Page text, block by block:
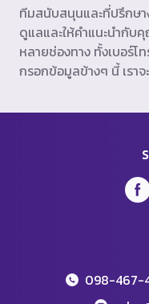
ทีมสนับสนุนและที่ปรึกษา
ดูแลและให้คำแนะนำกั
หลายช่องทาง ทั้งเบอร์โ
กรอกข้อมูลข้างๆ นี้ เร
098-467-